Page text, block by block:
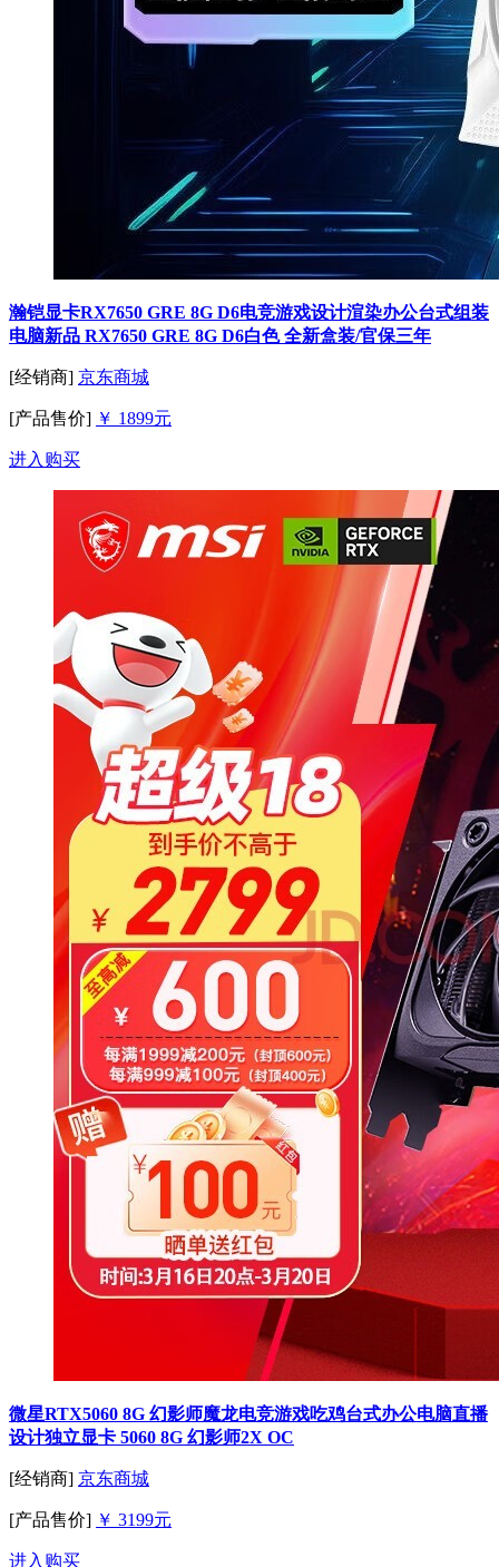
瀚铠显卡RX7650 GRE 8G D6电竞游戏设计渲染办公台式组装
电脑新品 RX7650 GRE 8G D6白色 全新盒装/官保三年
[经销商] 京东商城
[产品售价] ￥ 1899元
进入购买
微星RTX5060 8G 幻影师魔龙电竞游戏吃鸡台式办公电脑直播
设计独立显卡 5060 8G 幻影师2X OC
[经销商] 京东商城
[产品售价] ￥ 3199元
进入购买